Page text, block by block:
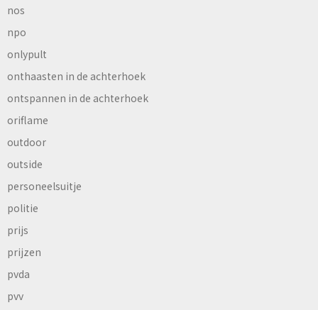
nos
npo
onlypult
onthaasten in de achterhoek
ontspannen in de achterhoek
oriflame
outdoor
outside
personeelsuitje
politie
prijs
prijzen
pvda
pvv